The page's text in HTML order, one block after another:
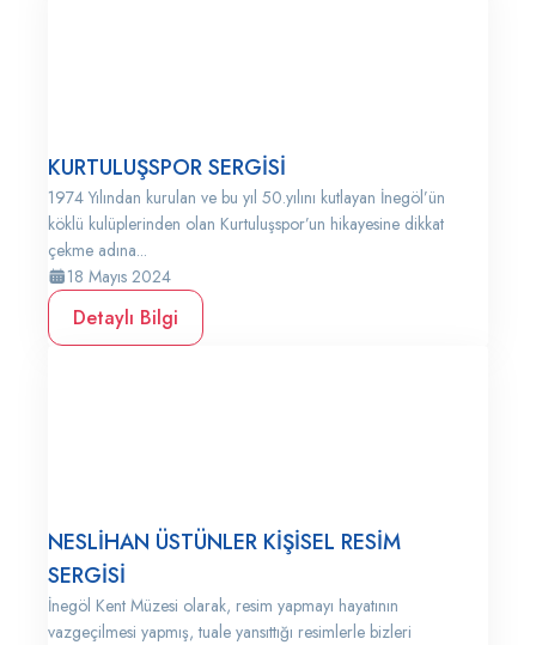
KURTULUŞSPOR SERGİSİ
1974 Yılından kurulan ve bu yıl 50.yılını kutlayan İnegöl’ün
köklü kulüplerinden olan Kurtuluşspor’un hikayesine dikkat
çekme adına...
18 Mayıs 2024
Detaylı Bilgi
NESLİHAN ÜSTÜNLER KİŞİSEL RESİM
SERGİSİ
İnegöl Kent Müzesi olarak, resim yapmayı hayatının
vazgeçilmesi yapmış, tuale yansıttığı resimlerle bizleri